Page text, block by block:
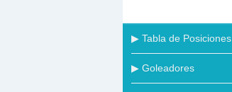
▶ Tabla de Posiciones
▶ Goleadores